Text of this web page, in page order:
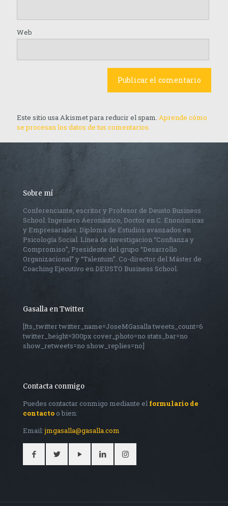
Web
Este sitio usa Akismet para reducir el spam. Aprende cómo
se procesan los datos de tus comentarios.
Sobre mí
Conferenciante, escritor y Profesor de Deusto Business
School. Ingeniero Aeronáutico, Doctor en C. Enonómicas
y Empresariales. Diploma de Estudios avanzados en
Psicología Social. Línea de investigacion “Confianza y
Compromiso”, Presidente del grupo “Desarrollo
Organizacional” y “Talentum”. Co-director del Máster de
Coaching Ejecutivo en DEUSTO Business School.
Gasalla en Twitter
[fts_twitter twitter_name=JoseMGasalla tweets_count=6
twitter_height=300px cover_photo=no stats_bar=no
show_retweets=no show_replies=no]
Contacta conmigo
Puedes contactar conmigo mediante el formulario de
contacto o bien:
Email:jmgasalla@gasalla.com